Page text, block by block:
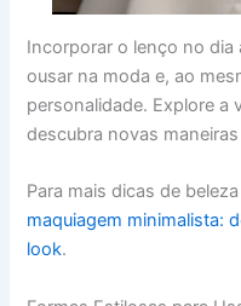
Incorporar o lenço no dia
ousar na moda e, ao
personalidade. Explore a
descubra novas
Para mais dicas de
maquiagem minimalista:
look.